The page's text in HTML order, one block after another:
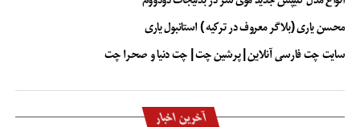
محسن یاری (بلاگر معروف در ترکیه ) استانبول یاری
سایت چت فارسی آنلاین | پرشین چت | چت دنیا و صحرا چت
آخرین اخبار